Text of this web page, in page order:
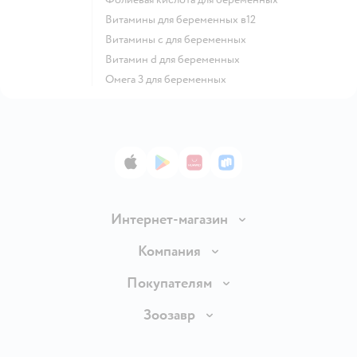
Витамины для беременных в12
Витамины c для беременных
Витамин d для беременных
Омега 3 для беременных
App StoreGoogle Play
AppGallery
RuStore
Интернет-магазин
Доставка и оплата
Обмен и возврат товара
Правила продажи
Компания
О компании
Инвесторам
Покупателям
Бонусные карты
Зоозавр